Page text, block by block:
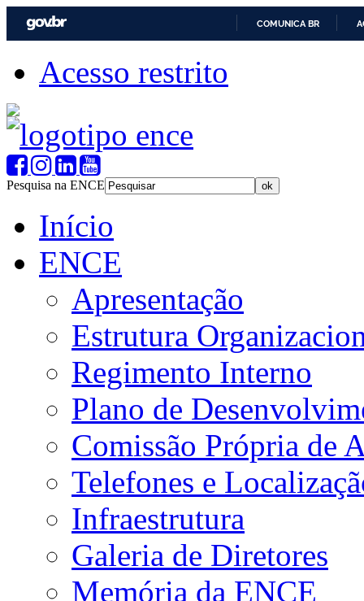
COMUNICA BR
Acesso restrito
Pesquisa na ENCE
Início
ENCE
Apresentação
Estrutura
Regimento Interno
Plano de
Comissão Própria de
Telefones e
Infraestrutura
Galeria de Diretores
Memória da ENCE